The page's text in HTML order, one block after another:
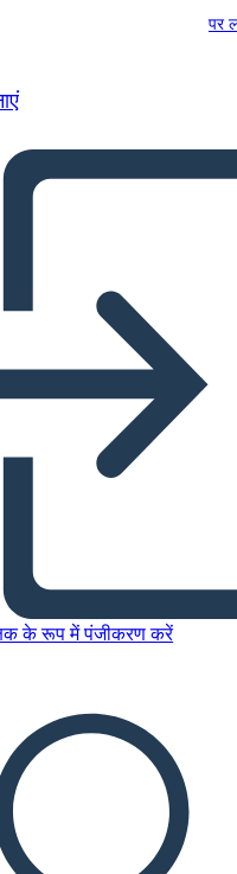
पर
के रूप में पंजीकरण करें
कॉपी करें
पढ़कर सुनाओ